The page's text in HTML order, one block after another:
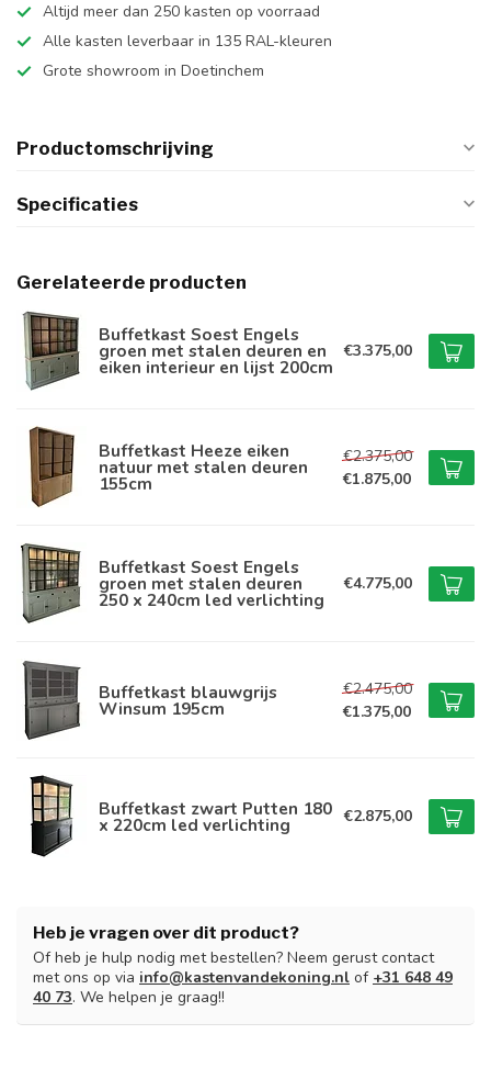
Altijd meer dan 250 kasten op voorraad
Alle kasten leverbaar in 135 RAL-kleuren
Grote showroom in Doetinchem
Productomschrijving
Specificaties
Gerelateerde producten
Buffetkast Soest Engels
groen met stalen deuren en
eiken interieur en lijst 200cm
€3.375,00
Buffetkast Heeze eiken
natuur met stalen deuren
155cm
€2.375,00
€1.875,00
Buffetkast Soest Engels
groen met stalen deuren
250 x 240cm led verlichting
€4.775,00
Buffetkast blauwgrijs
Winsum 195cm
€2.475,00
€1.375,00
Buffetkast zwart Putten 180
x 220cm led verlichting €2.875,00
Heb je vragen over dit product?
Of heb je hulp nodig met bestellen? Neem gerust contact
met ons op via info@kastenvandekoning.nl of +31 648 49
40 73. We helpen je graag!!